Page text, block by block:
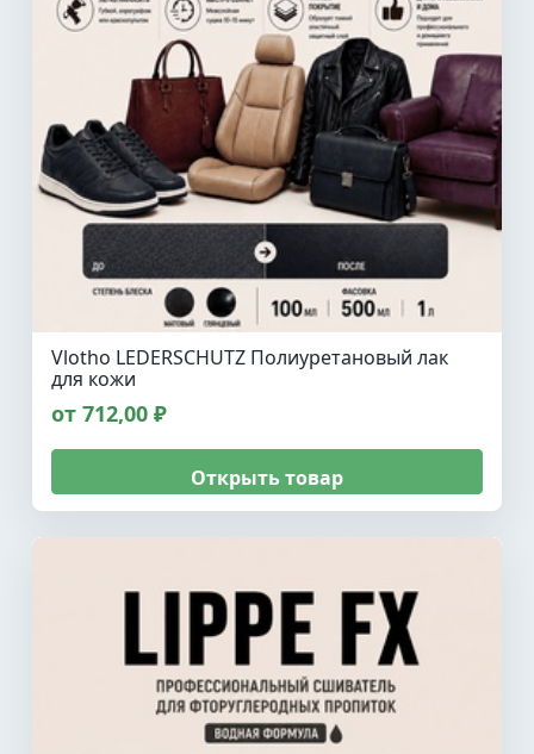
Vlotho LEDERSCHUTZ Полиуретановый лак
для кожи
от 712,00 ₽
Открыть товар